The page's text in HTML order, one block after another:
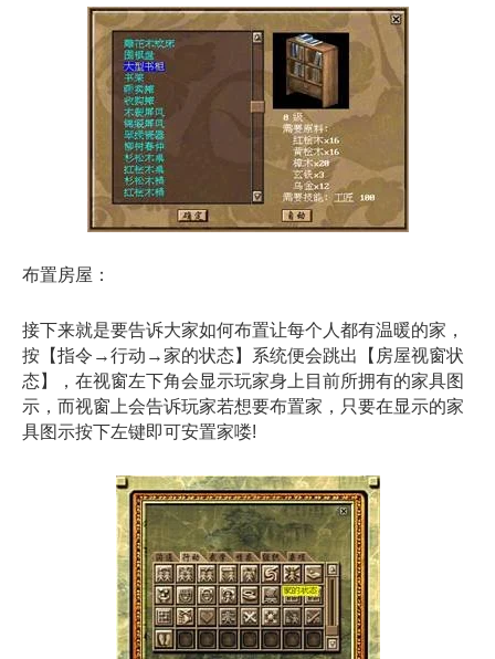
布置房屋：
接下来就是要告诉大家如何布置让每个人都有温暖的家，
按【指令→行动→家的状态】系统便会跳出【房屋视窗状
态】，在视窗左下角会显示玩家身上目前所拥有的家具图
示，而视窗上会告诉玩家若想要布置家，只要在显示的家
具图示按下左键即可安置家喽!